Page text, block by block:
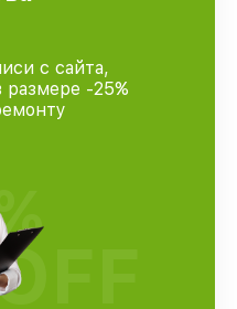
с сайта,
размере -25%